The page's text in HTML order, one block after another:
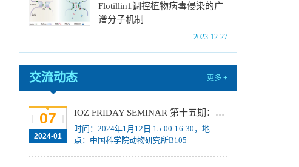
中国科学院动物研究所2024年招收攻读博士学
位研究生简章[2023-10-18]
中国科学院动物研究所2024年博士招生目录
[2023-10-18]
2024年招收推荐免试硕士（含直博）研究生第
关于2023年度中国科学院杰出科技成就奖的拟
推荐公示[2023-10-16]
中国科学院动物研究所2024年推免生放弃拟录
取资格公示[2023-10-07]
Flotillin1调控植物病毒侵染的广
谱分子机制
2023-12-27
交流动态 更多 +
07
2024-01
IOZ FRIDAY SEMINAR 第十五期：Neuronal diversification, specification and function in the hypothalamus、本能行为调控的嗅觉神经编码机制
时间：2024年1月12日 15:00-16:30，地
点：中国科学院动物研究所B105